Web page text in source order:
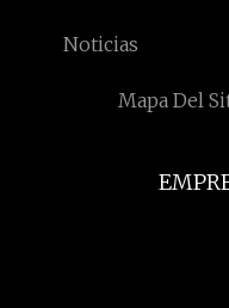
Noticias
Mapa Del